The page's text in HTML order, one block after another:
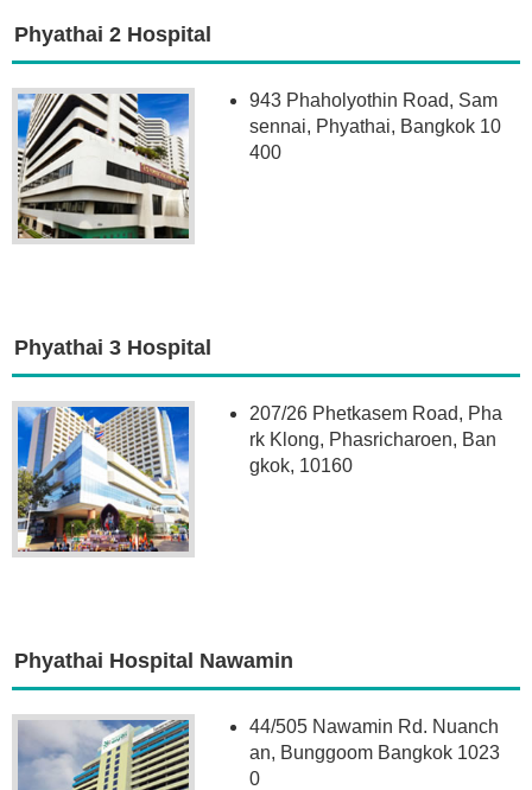
Phyathai 2 Hospital
943 Phaholyothin Road, Sam
sennai, Phyathai, Bangkok 10
400
Phyathai 3 Hospital
207/26 Phetkasem Road, Pha
rk Klong, Phasricharoen, Ban
gkok, 10160
Phyathai Hospital Nawamin
44/505 Nawamin Rd. Nuanch
an, Bunggoom Bangkok 1023
0